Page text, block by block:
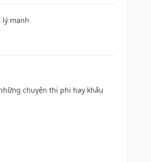
lý mạnh
chuyện thị phi hay khẩu